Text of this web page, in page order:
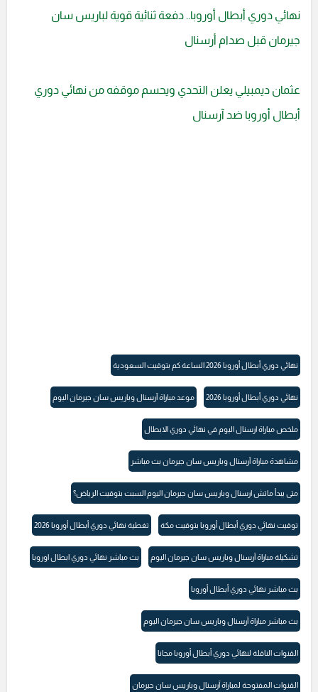
نهائي دوري أبطال أوروبا.. دفعة ثنائية قوية لباريس سان
جيرمان قبل صدام أرسنال
عثمان ديمبيلي يعلن التحدي ويحسم موقفه من نهائي دوري
أبطال أوروبا ضد آرسنال
نهائي دوري أبطال أوروبا 2026 الساعة كم بتوقيت السعودية
نهائي دوري أبطال أوروبا 2026 موعد مباراة آرسنال وباريس سان جيرمان اليوم
ملخص مباراة ارسنال اليوم في نهائي دوري الابطال
مشاهدة مباراة آرسنال وباريس سان جيرمان بث مباشر
متى يبدأ ماتش ارسنال وباريس سان جيرمان اليوم السبت بتوقيت الرياض؟
توقيت نهائي دوري أبطال أوروبا بتوقيت مكة تغطية نهائي دوري أبطال أوروبا 2026
تشكيلة مباراة آرسنال وباريس سان جيرمان اليوم بث مباشر نهائي دوري ابطال اوروبا
بث مباشر نهائي دوري أبطال أوروبا
بث مباشر مباراة آرسنال وباريس سان جيرمان اليوم
القنوات الناقلة لنهائي دوري أبطال أوروبا مجانا
القنوات المفتوحة لمباراة آرسنال وباريس سان جيرمان